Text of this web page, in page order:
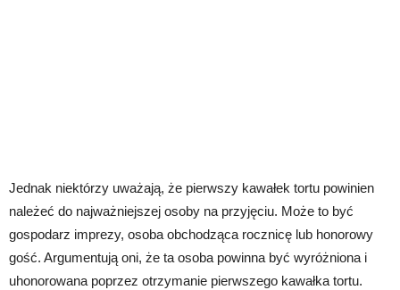
Jednak niektórzy uważają, że pierwszy kawałek tortu powinien
należeć do najważniejszej osoby na przyjęciu. Może to być
gospodarz imprezy, osoba obchodząca rocznicę lub honorowy
gość. Argumentują oni, że ta osoba powinna być wyróżniona i
uhonorowana poprzez otrzymanie pierwszego kawałka tortu.